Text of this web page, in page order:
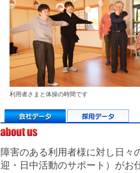
利用者さまと体操の時間です
障害のある利用者様に対し日々
迎・日中活動のサポート）がお